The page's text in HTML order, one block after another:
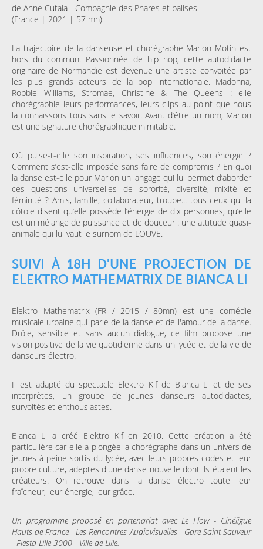
de Anne Cutaia - Compagnie des Phares et balises
(France | 2021 | 57 mn)
La trajectoire de la danseuse et chorégraphe Marion Motin est
hors du commun. Passionnée de hip hop, cette autodidacte
originaire de Normandie est devenue une artiste convoitée par
les plus grands acteurs de la pop internationale. Madonna,
Robbie Williams, Stromae, Christine & The Queens : elle
chorégraphie leurs performances, leurs clips au point que nous
la connaissons tous sans le savoir. Avant d’être un nom, Marion
est une signature chorégraphique inimitable.
Où puise-t-elle son inspiration, ses influences, son énergie ?
Comment s’est-elle imposée sans faire de compromis ? En quoi
la danse est-elle pour Marion un langage qui lui permet d’aborder
ces questions universelles de sororité, diversité, mixité et
féminité ? Amis, famille, collaborateur, troupe... tous ceux qui la
côtoie disent qu’elle possède l’énergie de dix personnes, qu’elle
est un mélange de puissance et de douceur : une attitude quasi-
animale qui lui vaut le surnom de LOUVE.
SUIVI À 18H D'UNE PROJECTION DE
ELEKTRO MATHEMATRIX DE BIANCA LI
Elektro Mathematrix (FR / 2015 / 80mn) est une comédie
musicale urbaine qui parle de la danse et de l'amour de la danse.
Drôle, sensible et sans aucun dialogue, ce film propose une
vision positive de la vie quotidienne dans un lycée et de la vie de
danseurs électro.
Il est adapté du spectacle Elektro Kif de Blanca Li et de ses
interprètes, un groupe de jeunes danseurs autodidactes,
survoltés et enthousiastes.
Blanca Li a créé Elektro Kif en 2010. Cette création a été
particulière car elle a plongée la chorégraphe dans un univers de
jeunes à peine sortis du lycée, avec leurs propres codes et leur
propre culture, adeptes d'une danse nouvelle dont ils étaient les
créateurs. On retrouve dans la danse électro toute leur
fraîcheur, leur énergie, leur grâce.
Un programme proposé en partenariat avec Le Flow - Cinéligue
Hauts-de-France - Les Rencontres Audiovisuelles - Gare Saint Sauveur
- Fiesta Lille 3000 - Ville de Lille.